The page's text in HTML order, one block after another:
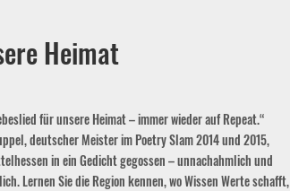
Heimat
für unsere Heimat – immer wieder auf Repeat.“
deutscher Meister im Poetry Slam 2014 und 2015,
in ein Gedicht gegossen – unnachahmlich und
Lernen Sie die Region kennen, wo Wissen Werte schafft,